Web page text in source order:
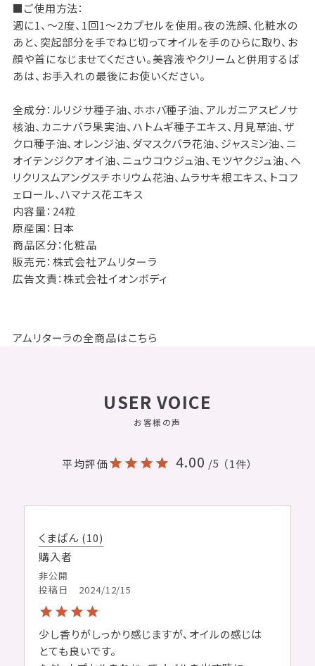
■ご使用方法：
週に1、～2度、1回1～2カプセルを使用。夜の洗顔、化粧水の
あと、突起部分を手でねじ切ってオイルを手のひらに取り、お
顔や首になじませてください。美容液やクリームと併用するば
あは、お手入れの最後にお使いください。
全成分：ルリジサ種子油、ホホバ種子油、アルガニアスピノサ
核油、カニナバラ果実油、ハトムギ種子エキス、月見草油、ザ
クロ種子油、オレンジ油、ダマスクバラ花油、ジャスミン油、ニ
オイテンジクアオイ油、ニュウコウジュ油、モツヤクジュ油、ヘ
リクリスムアングスチホリウム花油、ムラサキ根エキス、トコフ
ェロール、ハマナス花エキス
内容量：24粒
原産国：日本
商品区分：化粧品
販売元：株式会社アムリターラ
広告文責：株式会社イオンボディ
アムリターラの全商品はこちら
USER VOICE
お客様の声
平均評価 4.00 /5 （1件）
くまぱん 10
購入者
非公開
投稿日
2024/12/15
少し香りがしっかり感じますが、オイルの感じは
とても良いです。